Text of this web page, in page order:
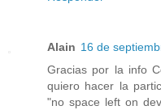
Alain 16 de
Gracias por la info
quiero hacer la
"no space left on